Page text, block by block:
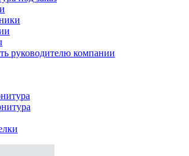
руководителю компании